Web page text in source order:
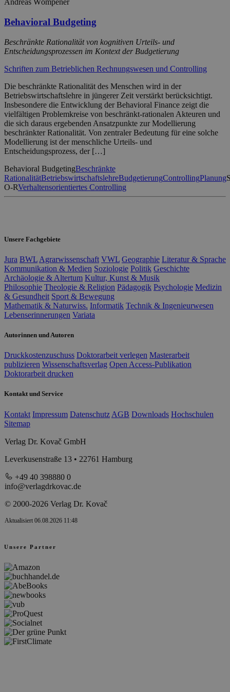
Andreas Wömpener
Behavioral Budgeting
Beschränkte Rationalität von kognitiven Urteils- und
Entscheidungsprozessen im Kontext der Budgetierung
Schriften zum Betrieblichen Rechnungswesen und Controlling
Die beschränkte Rationalität des Menschen wird in der
Betriebswirtschaftslehre in jüngerer Zeit verstärkt berücksichtigt.
Insbesondere die Entwicklung der Behavioral Finance zeigt die
vielfältigen Problemkreise von beschränkt-rationalen Akteuren und
die sich daraus ergebenden Ansatzpunkte zur Modellierung
beschränkter Rationalität. Von zentraler Bedeutung für eine solche
Modellierung ist der menschliche Urteils- und
Entscheidungsprozess, der […]
Behavioral BudgetingBeschränkte
RationalitätBetriebswirtschaftslehreBudgetierungControllingPlanung
O-RVerhaltensorientiertes Controlling
Unsere Fachgebiete
Jura BWL Agrarwissenschaft VWL Geographie Literatur & Sprache
Kommunikation & Medien Soziologie Politik Geschichte
Archäologie & Altertum Kultur, Kunst & Musik
Philosophie Theologie & Religion Pädagogik Psychologie Medizin
& Gesundheit Sport & Bewegung
Mathematik & Naturwiss. Informatik Technik & Ingenieurwesen
Lebenserinnerungen Variata
Autorinnen und Autoren
Druckkostenzuschuss Doktorarbeit verlegen Masterarbeit
publizieren Wissenschaftsverlag Open Access-Publikation
Doktorarbeit drucken
Kontakt und Service
Kontakt Impressum Datenschutz AGB Downloads Hochschulen
Sitemap
Verlag Dr. Kovač GmbH
Leverkusenstraße 13 • 22761 Hamburg
+49 40 398880 0
info@verlagdrkovac.de
© 2000-2026 Verlag Dr. Kovač
Aktualisiert 06.08.2026 11:48
Unsere Partner